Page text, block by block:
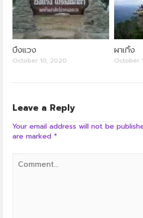
บึงแวง
October 10, 2020
ผาเกิ้ง
October
Leave a Reply
Your email address will not be
are marked *